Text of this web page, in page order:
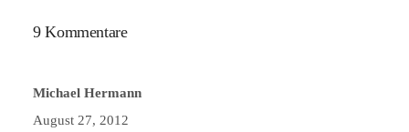
9 Kommentare
Michael Hermann
August 27, 2012